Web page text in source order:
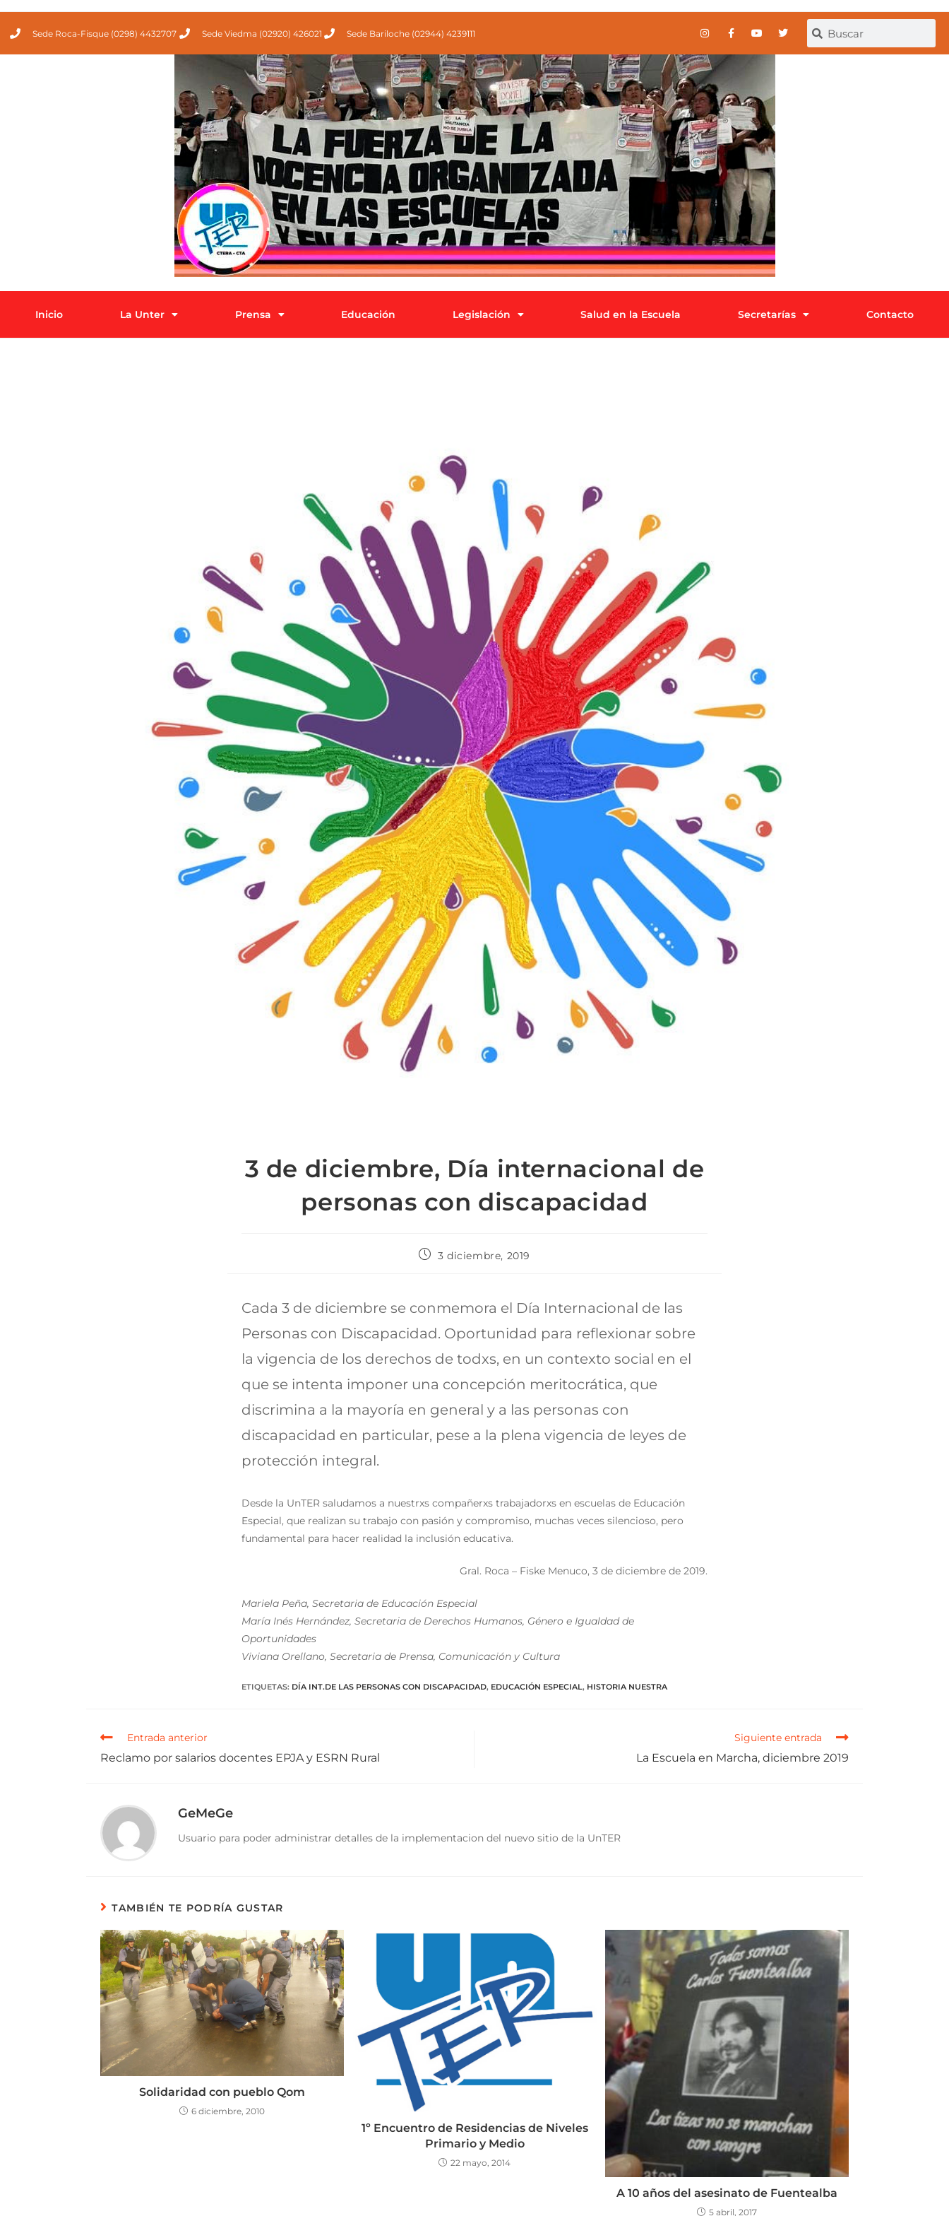
Sede Roca-Fisque (0298) 4432707 Sede Viedma (02920) 426021 Sede Bariloche (02944) 4239111
Inicio La Unter Prensa Educación Legislación Salud en la Escuela Secretarías Contacto
3 de diciembre, Día internacional de
personas con discapacidad
3 diciembre, 2019
Cada 3 de diciembre se conmemora el Día Internacional de las
Personas con Discapacidad. Oportunidad para reflexionar sobre
la vigencia de los derechos de todxs, en un contexto social en el
que se intenta imponer una concepción meritocrática, que
discrimina a la mayoría en general y a las personas con
discapacidad en particular, pese a la plena vigencia de leyes de
protección integral.
Desde la UnTER saludamos a nuestrxs compañerxs trabajadorxs en escuelas de Educación
Especial, que realizan su trabajo con pasión y compromiso, muchas veces silencioso, pero
fundamental para hacer realidad la inclusión educativa.
Gral. Roca – Fiske Menuco, 3 de diciembre de 2019.
Mariela Peña, Secretaria de Educación Especial
María Inés Hernández, Secretaria de Derechos Humanos, Género e Igualdad de
Oportunidades
Viviana Orellano, Secretaria de Prensa, Comunicación y Cultura
ETIQUETAS: DÍA INT.DE LAS PERSONAS CON DISCAPACIDAD, EDUCACIÓN ESPECIAL, HISTORIA NUESTRA
Entrada anterior
Reclamo por salarios docentes EPJA y ESRN Rural
Siguiente entrada
La Escuela en Marcha, diciembre 2019
GeMeGe
Usuario para poder administrar detalles de la implementacion del nuevo sitio de la UnTER
TAMBIÉN TE PODRÍA GUSTAR
Solidaridad con pueblo Qom
6 diciembre, 2010
1º Encuentro de Residencias de Niveles
Primario y Medio
22 mayo, 2014
A 10 años del asesinato de Fuentealba
5 abril, 2017